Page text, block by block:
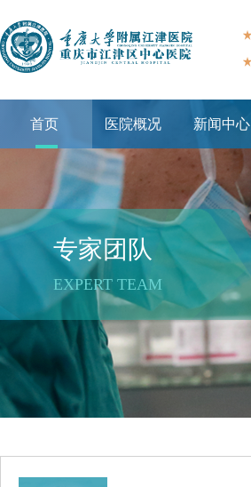
首页 医院概况 新闻中心
专题专栏
专家团队
EXPERT TEAM